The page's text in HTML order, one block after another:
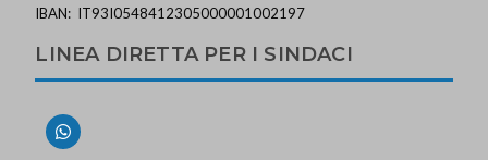
IBAN: IT93I0548412305000001002197
LINEA DIRETTA PER I SINDACI